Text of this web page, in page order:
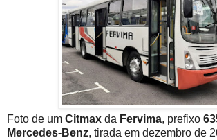
Foto de um Citmax da Fervima, prefixo
Mercedes-Benz, tirada em dezembro de